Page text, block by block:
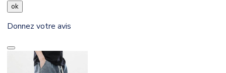
ok
Donnez votre avis